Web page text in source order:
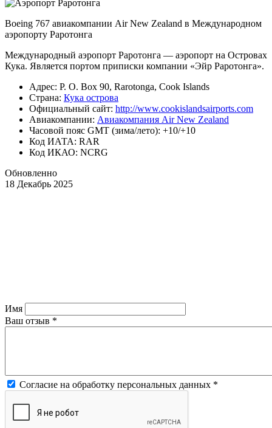
Boeing 767 авиакомпании Air New Zealand в Международном
аэропорту Раротонга
Международный аэропорт Раротонга — аэропорт на Островах
Кука. Является портом приписки компании «Эйр Раротонга».
Адрес: P. O. Box 90, Rarotonga, Cook Islands
Страна: Кука острова
Официальный cайт: http://www.cookislandsairports.com
Авиакомпании: Авиакомпания Air New Zealand
Часовой пояс GMT (зима/лето): +10/+10
Код ИАТА: RAR
Код ИКАО: NCRG
Обновленно
18 Декабрь 2025
Имя
Ваш отзыв *
Согласие на обработку персональных данных *